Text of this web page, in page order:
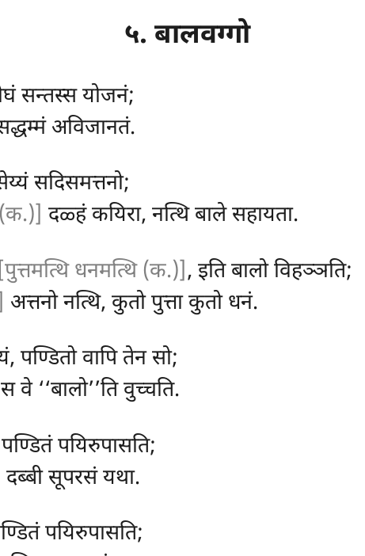
५. बालवग्गो
सन्तस्स योजनं;
अविजानतं.
सदिसमत्तनो;
दळ्हं कयिरा, नत्थि बाले सहायता.
[पुत्तमत्थि धनमत्थि (क.)], इति बालो विहञ्ञति;
अत्तनो नत्थि, कुतो पुत्ता कुतो धनं.
पण्डितो वापि तेन सो;
वे ‘‘बालो’’ति वुच्चति.
पयिरुपासति;
दब्बी सूपरसं यथा.
पयिरुपासति;